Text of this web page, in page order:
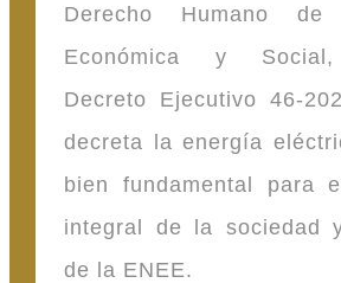
Derecho Humano de
Económica y Social,
Decreto Ejecutivo 46-
decreta la energía
bien fundamental para
integral de la sociedad
de la ENEE.